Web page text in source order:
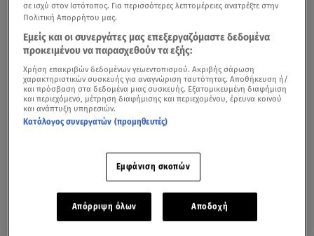
Λαμπερές παρουσίες παρευρέθηκαν σε μια ξεχωριστή
εκδήλωση που πραγματοποιήθηκε στην Αθήνα, με
αφορμή τη συμμετοχή μας στη διαδικασία των
International Emmy Awards
Ναταλία Αργυράκη: «Φέτος κι επηρεάστηκα και
Ανάμεσα στα πρόσωπα της showbiz, της πολιτικής και
του πολιτισμού που έδωσαν το «παρών» στην εκδήλωση
ήταν ο Δήμαρχος Αθηναίων Χάρης Δούκας και η Γεωργία
σε ισχύ στον Ιστότοπος. Για περισσότερες λεπτομέρειες ανατρέξτε στην
Πολιτική Απορρήτου μας.
Εμείς και οι συνεργάτες μας επεξεργαζόμαστε δεδομένα
προκειμένου να παρασχεθούν τα εξής:
Χρήση επακριβών δεδομένων γεωεντοπισμού. Ακριβής σάρωση
χαρακτηριστικών συσκευής για αναγνώριση ταυτότητας. Αποθήκευση ή/
και πρόσβαση στα δεδομένα μιας συσκευής. Εξατομικευμένη διαφήμιση
και περιεχόμενο, μέτρηση διαφήμισης και περιεχομένου, έρευνα κοινού
και ανάπτυξη υπηρεσιών.
Κατάλογος συνεργατών (προμηθευτές)
Εμφάνιση σκοπών
Απόρριψη όλων Αποδοχή